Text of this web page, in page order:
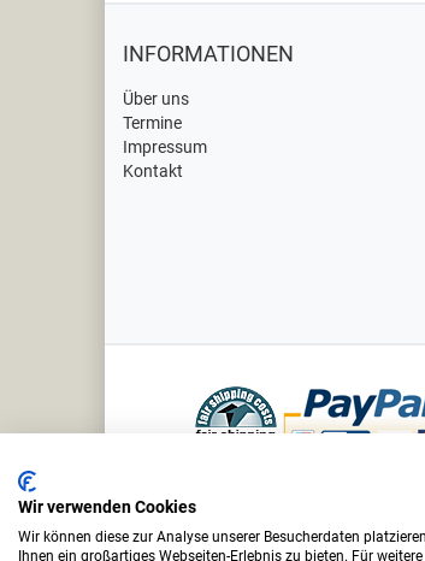
INFORMATIONEN
Über uns
Termine
Impressum
Kontakt
Wir verwenden Cookies
Wir können diese zur Analyse unserer Besucherdaten
Ihnen ein großartiges Webseiten-Erlebnis zu bieten. Für